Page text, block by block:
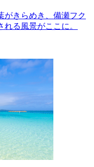
がきらめき、備瀬フク
る風景がここに。